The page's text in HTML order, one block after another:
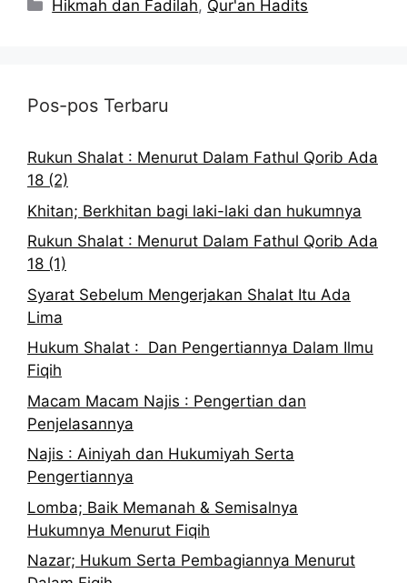
Hikmah dan Fadilah, Qur'an Hadits
Pos-pos Terbaru
Rukun Shalat : Menurut Dalam Fathul Qorib Ada
18 (2)
Khitan; Berkhitan bagi laki-laki dan hukumnya
Rukun Shalat : Menurut Dalam Fathul Qorib Ada
18 (1)
Syarat Sebelum Mengerjakan Shalat Itu Ada
Lima
Hukum Shalat : Dan Pengertiannya Dalam Ilmu
Fiqih
Macam Macam Najis : Pengertian dan
Penjelasannya
Najis : Ainiyah dan Hukumiyah Serta
Pengertiannya
Lomba; Baik Memanah & Semisalnya
Hukumnya Menurut Fiqih
Nazar; Hukum Serta Pembagiannya Menurut